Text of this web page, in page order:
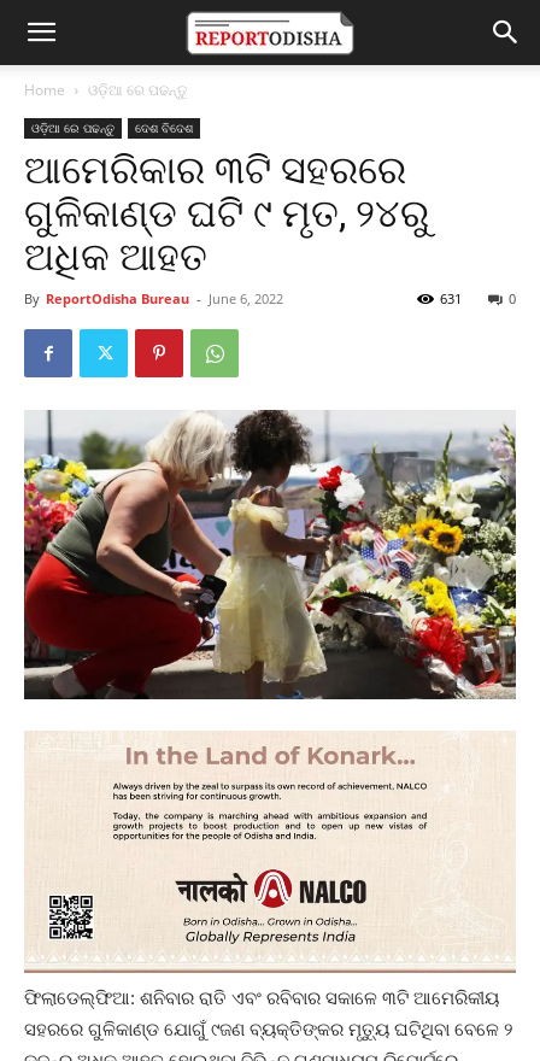
Home ଓଡ଼ିଆ ରେ ପଢନ୍ତୁ
ଓଡ଼ିଆ ରେ ପଢନ୍ତୁ ଦେଶ ବିଦେଶ
ଆମେରିକାର ୩ଟି ସହରରେ
ଗୁଳିକାଣ୍ଡ ଘଟି ୯ ମୃତ, ୨୪ରୁ
ଅଧିକ ଆହତ
By ReportOdisha Bureau - June 6, 2022 0
631
ଫିଲାଡେଲ୍‌ଫିଆ: ଶନିବାର ରାତି ଏବଂ ରବିବାର ସକାଳେ ୩ଟି ଆମେରିକୀୟ
ସହରରେ ଗୁଳିକାଣ୍ଡ ଯୋଗୁଁ ୯ଜଣ ବ୍ୟକ୍ତିଙ୍କର ମୃତ୍ୟୁ ଘଟିଥିବା ବେଳେ ୨